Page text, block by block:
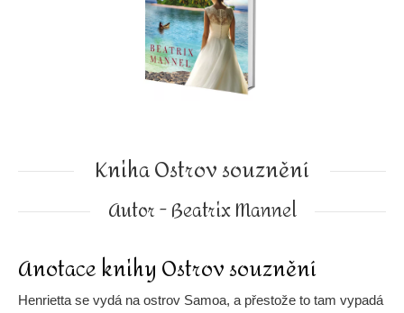
Kniha Ostrov souznění
Autor - Beatrix Mannel
Anotace knihy Ostrov souznění
Henrietta se vydá na ostrov Samoa, a přestože to tam vypadá